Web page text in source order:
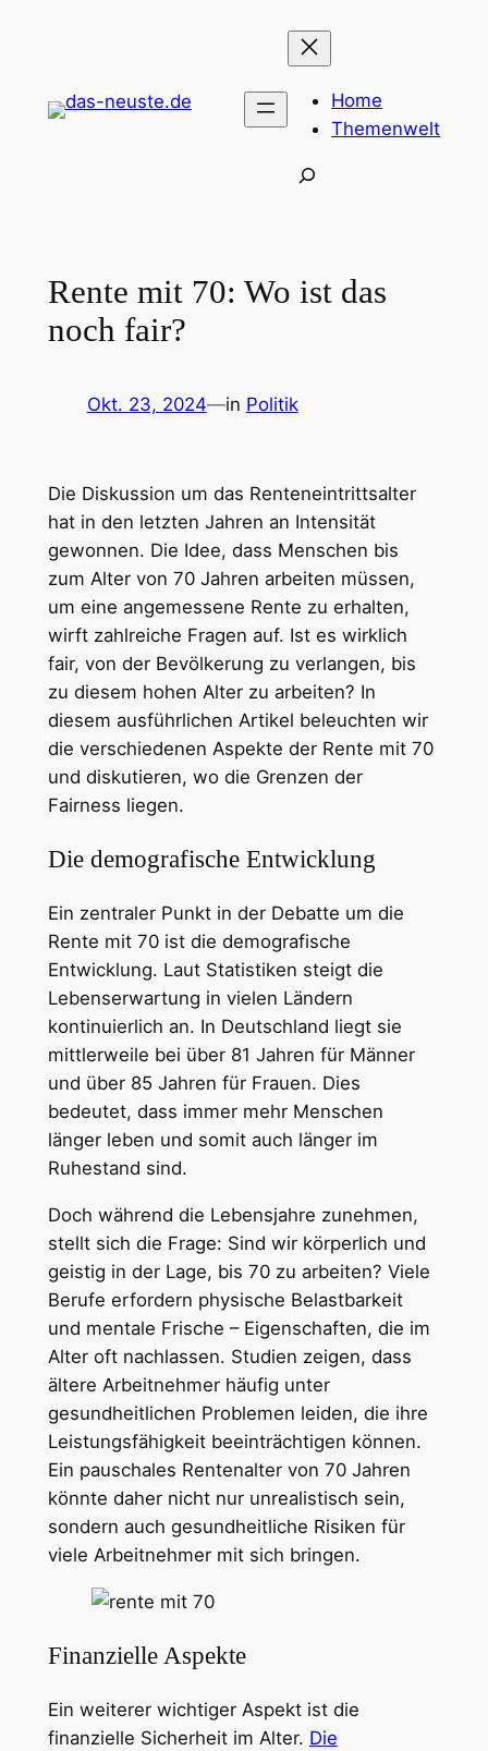
Home
Themenwelt
Suchen
Rente mit 70: Wo ist das
noch fair?
Okt. 23, 2024—in Politik
Die Diskussion um das Renteneintrittsalter
hat in den letzten Jahren an Intensität
gewonnen. Die Idee, dass Menschen bis
zum Alter von 70 Jahren arbeiten müssen,
um eine angemessene Rente zu erhalten,
wirft zahlreiche Fragen auf. Ist es wirklich
fair, von der Bevölkerung zu verlangen, bis
zu diesem hohen Alter zu arbeiten? In
diesem ausführlichen Artikel beleuchten wir
die verschiedenen Aspekte der Rente mit 70
und diskutieren, wo die Grenzen der
Fairness liegen.
Die demografische Entwicklung
Ein zentraler Punkt in der Debatte um die
Rente mit 70 ist die demografische
Entwicklung. Laut Statistiken steigt die
Lebenserwartung in vielen Ländern
kontinuierlich an. In Deutschland liegt sie
mittlerweile bei über 81 Jahren für Männer
und über 85 Jahren für Frauen. Dies
bedeutet, dass immer mehr Menschen
länger leben und somit auch länger im
Ruhestand sind.
Doch während die Lebensjahre zunehmen,
stellt sich die Frage: Sind wir körperlich und
geistig in der Lage, bis 70 zu arbeiten? Viele
Berufe erfordern physische Belastbarkeit
und mentale Frische – Eigenschaften, die im
Alter oft nachlassen. Studien zeigen, dass
ältere Arbeitnehmer häufig unter
gesundheitlichen Problemen leiden, die ihre
Leistungsfähigkeit beeinträchtigen können.
Ein pauschales Rentenalter von 70 Jahren
könnte daher nicht nur unrealistisch sein,
sondern auch gesundheitliche Risiken für
viele Arbeitnehmer mit sich bringen.
Finanzielle Aspekte
Ein weiterer wichtiger Aspekt ist die
finanzielle Sicherheit im Alter. Die